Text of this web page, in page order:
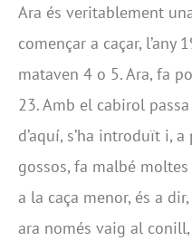
Ara és veritablement
començar a caçar, l’any
mataven 4 o 5. Ara, fa
23. Amb el cabirol
d’aquí, s’ha introduït i,
gossos, fa malbé
a la caça menor, és a
ara només vaig al